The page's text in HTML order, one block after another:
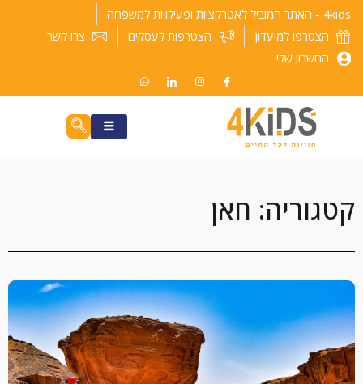
דילוג
לתוכן
4kids - האתר המוביל לאטרקציות ופעילויות למשפחה
הצטרפו למועדון
הצטרפות לעסקים
צרו קשר
החשבון שלי
קטגוריה: חאן